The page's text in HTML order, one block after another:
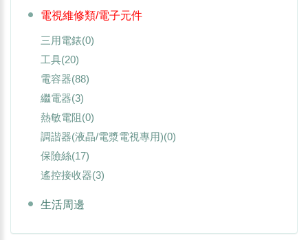
電視維修類/電子元件
三用電錶(0)
工具(20)
電容器(88)
繼電器(3)
熱敏電阻(0)
調諧器(液晶/電漿電視專用)(0)
保險絲(17)
遙控接收器(3)
生活周邊